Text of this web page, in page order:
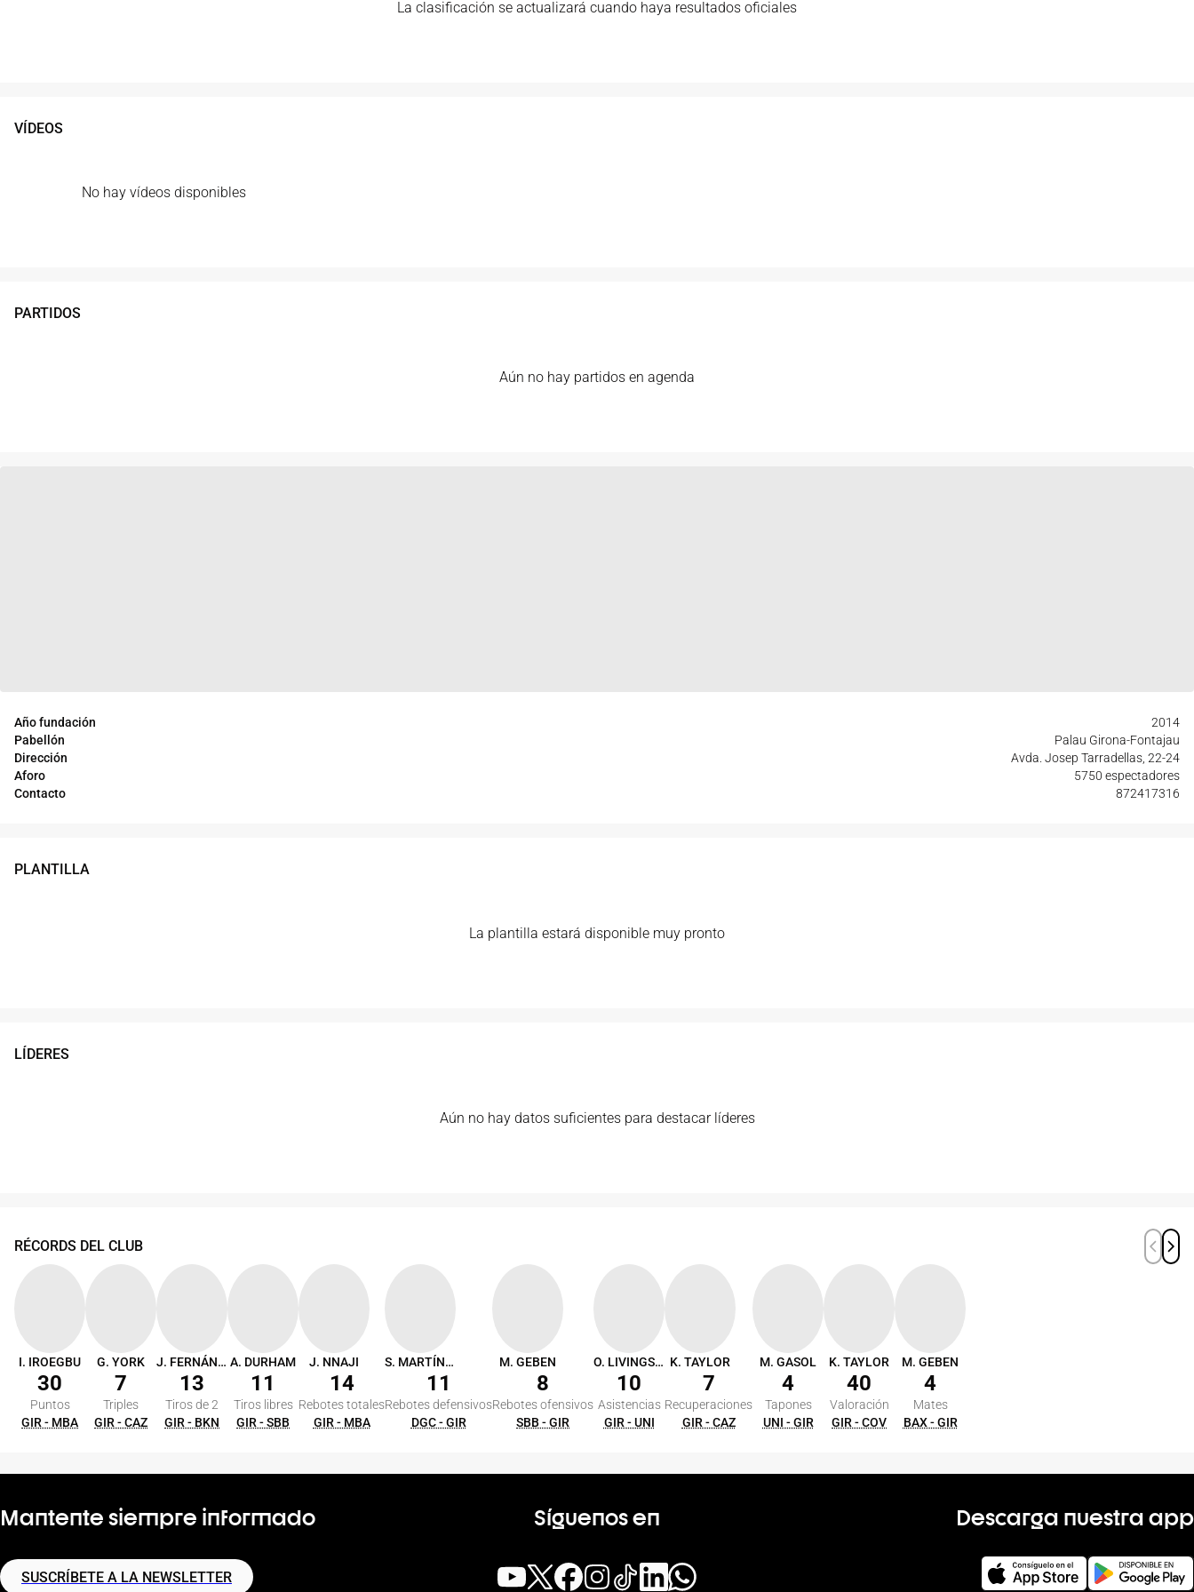
La clasificación se actualizará cuando haya resultados oficiales
Año fundación
2014
Pabellón
Palau Girona-Fontajau
Dirección
Avda. Josep Tarradellas, 22-24
Aforo
5750 espectadores
Contacto
872417316
VÍDEOS
No hay vídeos disponibles
PARTIDOS
Aún no hay partidos en agenda
PLANTILLA
La plantilla estará disponible muy pronto
LÍDERES
Aún no hay datos suficientes para destacar líderes
RÉCORDS DEL CLUB
I. IROEGBU
30
Puntos
GIR - MBA
G. YORK
7
Triples
GIR - CAZ
J. FERNÁNDEZ
13
Tiros de 2
GIR - BKN
A. DURHAM
11
Tiros libres
GIR - SBB
J. NNAJI
14
Rebotes totales
GIR - MBA
S. MARTÍNEZ
11
Rebotes defensivos
DGC - GIR
M. GEBEN
8
Rebotes ofensivos
SBB - GIR
O. LIVINGSTON
10
Asistencias
GIR - UNI
K. TAYLOR
7
Recuperaciones
GIR - CAZ
M. GASOL
4
Tapones
UNI - GIR
K. TAYLOR
40
Valoración
GIR - COV
M. GEBEN
4
Mates
BAX - GIR
Mantente siempre informado
SUSCRÍBETE A LA NEWSLETTER
Síguenos en Descarga nuestra app